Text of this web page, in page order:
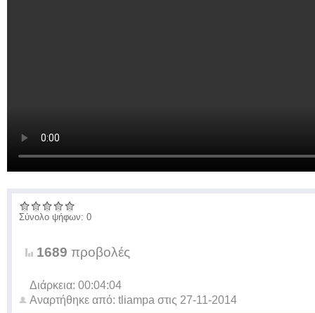
Σύνολο ψήφων: 0
1689 προβολές
Διάρκεια: 00:04:04
Αναρτήθηκε από: tliampa στις 27-11-2014